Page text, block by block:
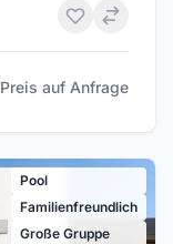
Preis auf Anfrage
Pool
Familienfreundlich
Große Gruppe